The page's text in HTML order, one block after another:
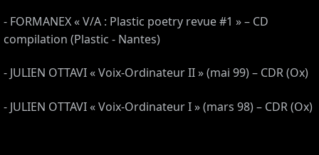
- FORMANEX « V/A : Plastic poetry revue #1 » – CD
compilation (Plastic - Nantes)
- JULIEN OTTAVI « Voix-Ordinateur II » (mai 99) – CDR (Ox)
- JULIEN OTTAVI « Voix-Ordinateur I » (mars 98) – CDR (Ox)